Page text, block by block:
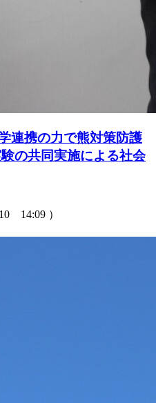
連携の力で熊対策防護
の共同実施による社会
14:09 ）